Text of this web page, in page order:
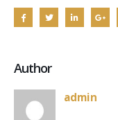
Author
admin